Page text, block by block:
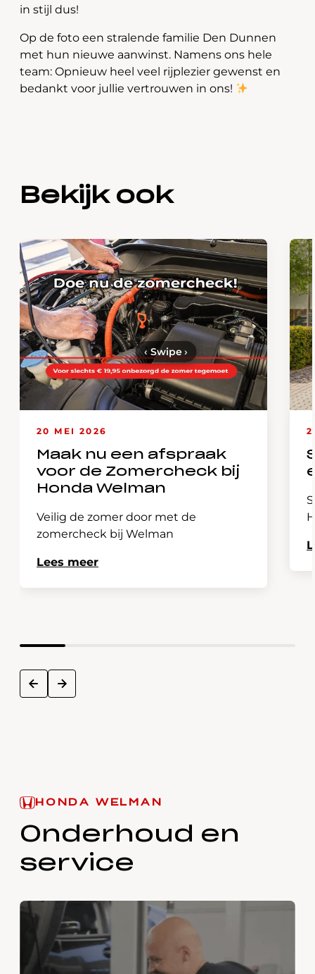
in stijl dus!
Op de foto een stralende familie Den Dunnen
met hun nieuwe aanwinst. Namens ons hele
team: Opnieuw heel veel rijplezier gewenst en
bedankt voor jullie vertrouwen in ons!
Bekijk ook
20 MEI 2026
Maak nu een afspraak
voor de Zomercheck bij
Honda Welman
Veilig de zomer door met de
zomercheck bij Welman
Lees meer
prev next
‹ Swipe›
HONDA WELMAN
Onderhoud en
service